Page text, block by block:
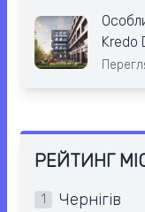
Kredo
РЕЙТИНГ
1 Чернігів